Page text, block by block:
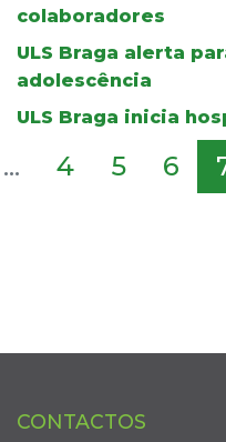
colaboradores
ULS Braga alerta
adolescência
ULS Braga inicia
... 4 5 6
CONTACTOS